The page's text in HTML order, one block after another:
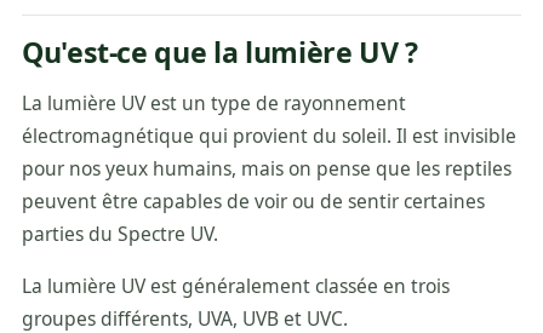
Qu'est-ce que la lumière UV ?
La lumière UV est un type de rayonnement
électromagnétique qui provient du soleil. Il est invisible
pour nos yeux humains, mais on pense que les reptiles
peuvent être capables de voir ou de sentir certaines
parties du Spectre UV.
La lumière UV est généralement classée en trois
groupes différents, UVA, UVB et UVC.